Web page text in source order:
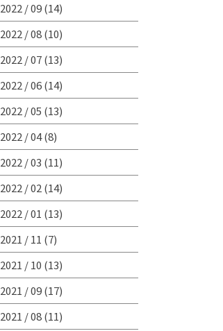
2022 / 09(14)
2022 / 08(10)
2022 / 07(13)
2022 / 06(14)
2022 / 05 (13)
2022 / 04(8)
2022 / 03 (11)
2022 / 02 (14)
2022 / 01 (13)
2021 / 11 (7)
2021 / 10 (13)
2021 / 09(17)
2021 / 08(11)